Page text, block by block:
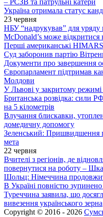
– РСЗВ та патрульні катери
Україна отримала статус
23 червня
НБУ “надрукував” для уряду
McDonald’s може відкритися
Перші американські HIMARS
Суд заборонив партію
Документи про завершення
Європарламент підтримав
Молдови
У Львові у закритому
Британська розвідка: сили
на 5 кілометрів
Влучання блискавки,
домедичну допомогу
Зеленський: Пришвидшення
мета
22 червня
Вчителі з регіонів, де
повернутися на роботу –
Шольц: Німеччина
В Україні повністю
Туреччина заявила, що
вивезення українського зерна
Copyright © 2016 - 2026